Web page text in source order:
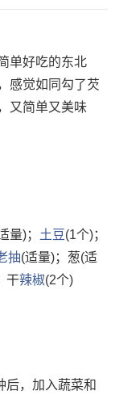
单好吃的东北
感觉如同勾了芡
又简单又美味
量)； 土豆 (1个)；
抽(适量)；葱(适
干辣椒(2个)
后，加入蔬菜和